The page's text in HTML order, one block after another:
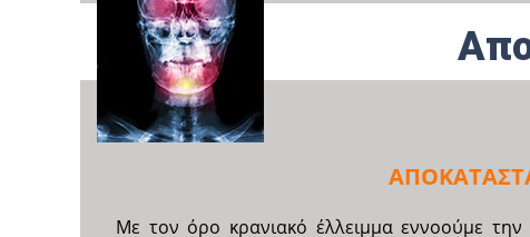
Με τον όρο κρανιακό έλλειμμα εννοούμε